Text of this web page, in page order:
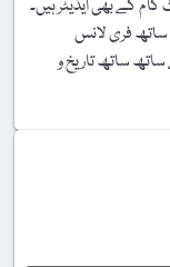
کے بھی ایڈیٹر ہیں۔
ساتھ فری لانس
کھوجنے کے ساتھ ساتھ تاریخ و